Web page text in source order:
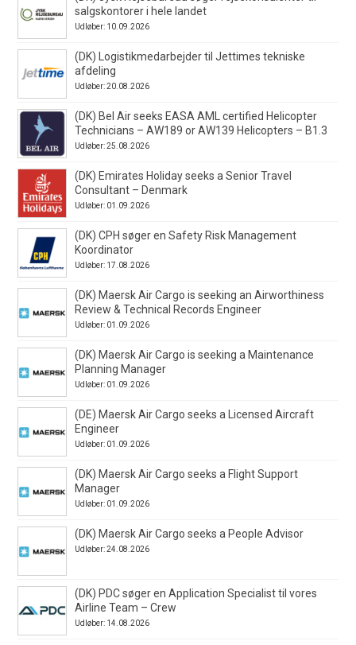
salgskontorer i hele landet
Udløber: 10.09.2026
(DK) Logistikmedarbejder til Jettimes tekniske
afdeling
Udløber: 20.08.2026
(DK) Bel Air seeks EASA AML certified Helicopter
Technicians – AW189 or AW139 Helicopters – B1.3
Udløber: 25.08.2026
(DK) Emirates Holiday seeks a Senior Travel
Consultant – Denmark
Udløber: 01.09.2026
(DK) CPH søger en Safety Risk Management
Koordinator
Udløber: 17.08.2026
(DK) Maersk Air Cargo is seeking an Airworthiness
Review & Technical Records Engineer
Udløber: 01.09.2026
(DK) Maersk Air Cargo is seeking a Maintenance
Planning Manager
Udløber: 01.09.2026
(DE) Maersk Air Cargo seeks a Licensed Aircraft
Engineer
Udløber: 01.09.2026
(DK) Maersk Air Cargo seeks a Flight Support
Manager
Udløber: 01.09.2026
(DK) Maersk Air Cargo seeks a People Advisor
Udløber: 24.08.2026
(DK) PDC søger en Application Specialist til vores
Airline Team – Crew
Udløber: 14.08.2026